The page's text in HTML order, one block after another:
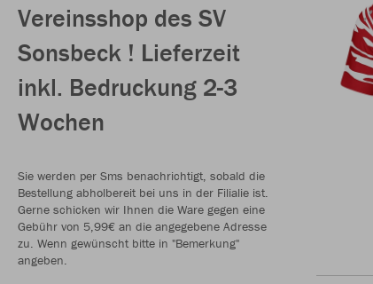
Vereinsshop des SV
Sonsbeck ! Lieferzeit
inkl. Bedruckung 2-3
Wochen
Sie werden per Sms benachrichtigt, sobald die
Bestellung abholbereit bei uns in der Filialie ist.
Gerne schicken wir Ihnen die Ware gegen eine
Gebühr von 5,99€ an die angegebene Adresse
zu. Wenn gewünscht bitte in "Bemerkung"
angeben.